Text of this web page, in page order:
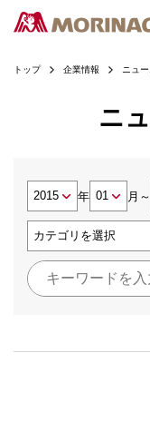
トップ 企業情報 ニュ
ニ
年 月 ～